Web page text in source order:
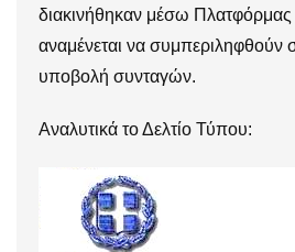
διακινήθηκαν μέσω
αναμένεται να συμπεριληφθούν
υποβολή συνταγών.
Αναλυτικά το Δελτίο Τύπου: